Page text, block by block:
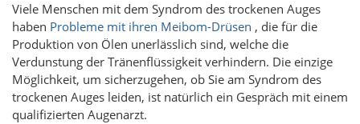
Viele Menschen mit dem Syndrom des trockenen Auges
haben Probleme mit ihren Meibom-Drüsen , die für die
Produktion von Ölen unerlässlich sind, welche die
Verdunstung der Tränenflüssigkeit verhindern. Die einzige
Möglichkeit, um sicherzugehen, ob Sie am Syndrom des
trockenen Auges leiden, ist natürlich ein Gespräch mit einem
qualifizierten Augenarzt.